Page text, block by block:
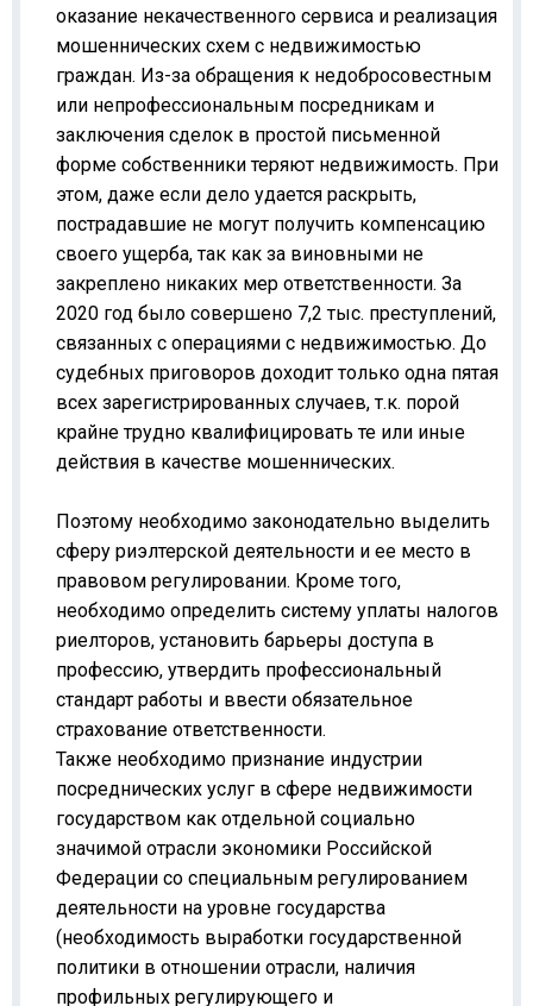
оказание некачественного сервиса и реализация
мошеннических схем с недвижимостью
граждан. Из-за обращения к недобросовестным
или непрофессиональным посредникам и
заключения сделок в простой письменной
форме собственники теряют недвижимость. При
этом, даже если дело удается раскрыть,
пострадавшие не могут получить компенсацию
своего ущерба, так как за виновными не
закреплено никаких мер ответственности. За
2020 год было совершено 7,2 тыс. преступлений,
связанных с операциями с недвижимостью. До
судебных приговоров доходит только одна пятая
всех зарегистрированных случаев, т.к. порой
крайне трудно квалифицировать те или иные
действия в качестве мошеннических.
Поэтому необходимо законодательно выделить
сферу риэлтерской деятельности и ее место в
правовом регулировании. Кроме того,
необходимо определить систему уплаты налогов
риелторов, установить барьеры доступа в
профессию, утвердить профессиональный
стандарт работы и ввести обязательное
страхование ответственности.
Также необходимо признание индустрии
посреднических услуг в сфере недвижимости
государством как отдельной социально
значимой отрасли экономики Российской
Федерации со специальным регулированием
деятельности на уровне государства
(необходимость выработки государственной
политики в отношении отрасли, наличия
профильных регулирующего и